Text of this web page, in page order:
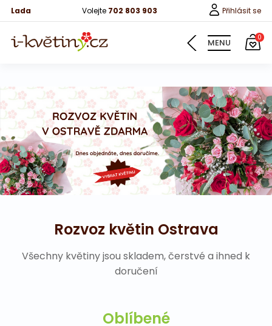
Lada Volejte 702 803 903 Přihlásit se
MENU 0
Květiny
Pro děti
100 růží
Růže
Bonboniery
Vína
Rozvoz květin Ostrava
Všechny květiny jsou skladem, čerstvé a ihned k
doručení
Oblíbené